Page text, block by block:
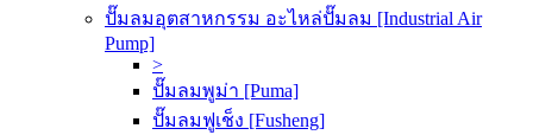
ปั๊มลมอุตสาหกรรม อะไหล่ปั๊มลม [Industrial Air
Pump]
>
ปั๊มลมพูม่า [Puma]
ปั๊มลมฟูเช็ง [Fusheng]